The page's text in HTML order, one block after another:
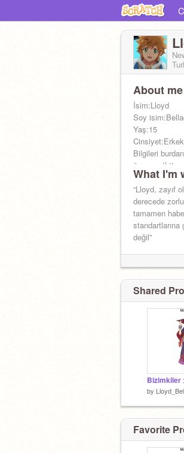
About me
İsim:Lloyd
Soy
Yaş:15
Cinsiyet:Erkek
Bilgileri
Küçük
What I'm
“Lloyd, zayıf
derecede
tamamen
değil”
Shared
Bizimkiler
by
Favorite